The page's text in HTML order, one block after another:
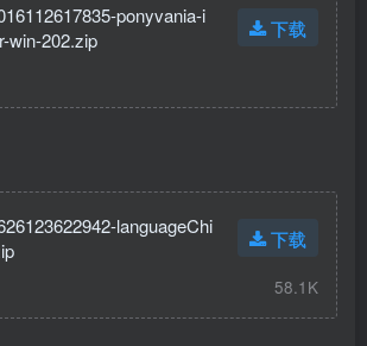
ponyvania-i
win-202.zip
下载
languageChi
下载
58.1K